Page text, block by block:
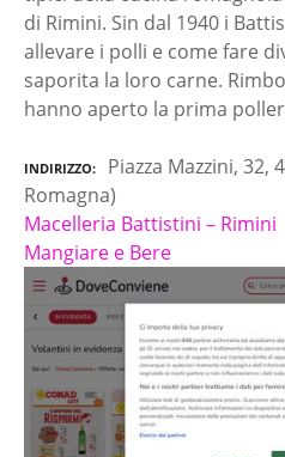
di Rimini. Sin dal 1940 i
allevare i polli e come fare
saporita la loro carne.
hanno aperto la prima
INDIRIZZO
Piazza Mazzini, 32,
Romagna)
Macelleria Battistini – Rimini
Mangiare e Bere